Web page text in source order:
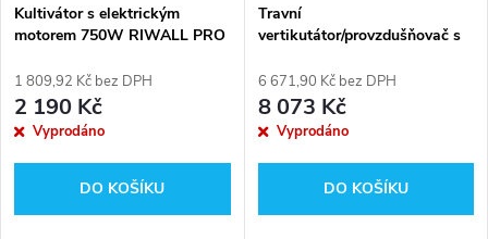
Kultivátor s elektrickým
motorem 750W RIWALL PRO
1 809,92 Kč bez DPH
2 190 Kč
Vyprodáno
DO KOŠÍKU
Travní
vertikutátor/provzdušňovač s
RIWALL PRO RPV 4058
6 671,90 Kč bez DPH
8 073 Kč
Vyprodáno
DO KOŠÍKU